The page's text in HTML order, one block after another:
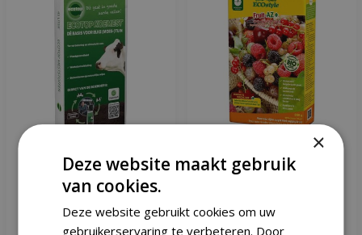
Ecotop Koemest 45 liter Ecostyle Fruit-az 800 gram
×
Deze website maakt gebruik
van cookies.
Deze website gebruikt cookies om uw
gebruikerservaring te verbeteren. Door